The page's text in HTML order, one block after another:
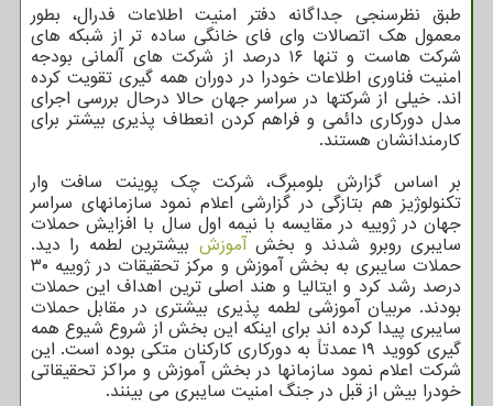
طبق نظرسنجی جداگانه دفتر امنیت اطلاعات فدرال، بطور
معمول هک اتصالات وای فای خانگی ساده تر از شبکه های
شرکت هاست و تنها ۱۶ درصد از شرکت های آلمانی بودجه
امنیت فناوری اطلاعات خودرا در دوران همه گیری تقویت کرده
اند. خیلی از شرکتها در سراسر جهان حالا درحال بررسی اجرای
مدل دورکاری دائمی و فراهم کردن انعطاف پذیری بیشتر برای
کارمندانشان هستند.
بر اساس گزارش بلومبرگ، شرکت چک پوینت سافت وار
تکنولوژیز هم بتازگی در گزارشی اعلام نمود سازمانهای سراسر
جهان در ژوییه در مقایسه با نیمه اول سال با افزایش حملات
سایبری روبرو شدند و بخشآموزش بیشترین لطمه را دید.
حملات سایبری به بخش آموزش و مرکز تحقیقات در ژوییه ۳۰
درصد رشد کرد و ایتالیا و هند اصلی ترین اهداف این حملات
بودند. مربیان آموزشی لطمه پذیری بیشتری در مقابل حملات
سایبری پیدا کرده اند برای اینکه این بخش از شروع شیوع همه
گیری کووید ۱۹ عمدتاً به دورکاری کارکنان متکی بوده است. این
شرکت اعلام نمود سازمانها در بخش آموزش و مراکز تحقیقاتی
خودرا بیش از قبل در جنگ امنیت سایبری می بینند.